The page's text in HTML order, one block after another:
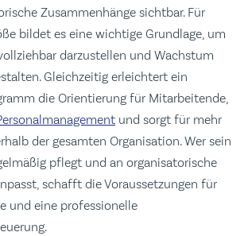
Zusammenhänge sichtbar. Für
bildet es eine wichtige Grundlage, um
darzustellen und Wachstum
Gleichzeitig erleichtert ein
die Orientierung für Mitarbeitende,
und sorgt für mehr
der gesamten Organisation. Wer sein
pflegt und an organisatorische
schafft die Voraussetzungen für
und eine professionelle